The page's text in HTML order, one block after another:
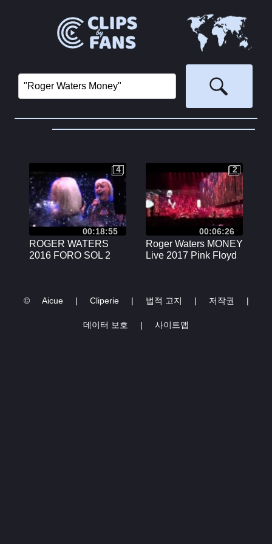
00:18:55
4
4
ROGER WATERS
2016 FORO SOL 2
00:06:26
2
2
Roger Waters MONEY
Live 2017 Pink Floyd
© Aicue | Cliperie | 법적 고지 | 저작권 |
데이터 보호 | 사이트맵